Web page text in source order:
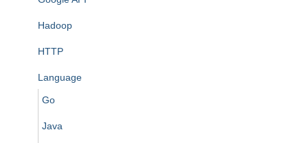
Hadoop
HTTP
Language
Go
Java